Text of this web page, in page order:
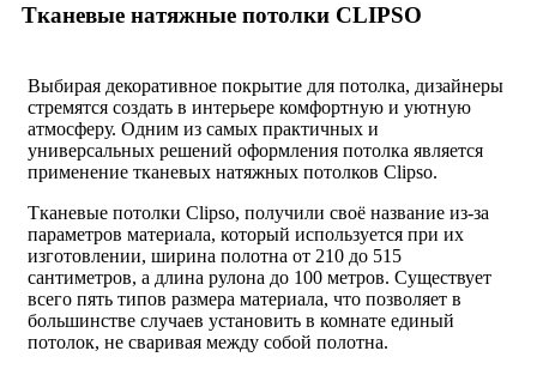
Тканевые натяжные потолки CLIPSO
Выбирая декоративное покрытие для потолка, дизайнеры
стремятся создать в интерьере комфортную и уютную
атмосферу. Одним из самых практичных и
универсальных решений оформления потолка является
применение тканевых натяжных потолков Clipso.
Тканевые потолки Clipso, получили своё название из-за
параметров материала, который используется при их
изготовлении, ширина полотна от 210 до 515
сантиметров, а длина рулона до 100 метров. Существует
всего пять типов размера материала, что позволяет в
большинстве случаев установить в комнате единый
потолок, не сваривая между собой полотна.